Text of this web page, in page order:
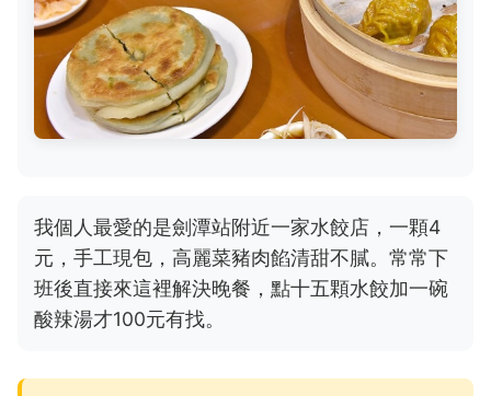
我個人最愛的是劍潭站附近一家水餃店，一顆4
元，手工現包，高麗菜豬肉餡清甜不膩。常常下
班後直接來這裡解決晚餐，點十五顆水餃加一碗
酸辣湯才100元有找。